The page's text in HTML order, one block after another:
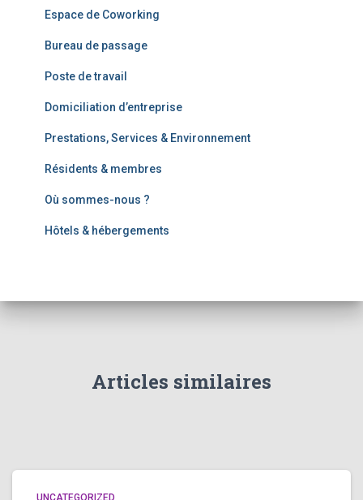
Espace de Coworking
Bureau de passage
Poste de travail
Domiciliation d’entreprise
Prestations, Services & Environnement
Résidents & membres
Où sommes-nous ?
Hôtels & hébergements
Articles similaires
UNCATEGORIZED